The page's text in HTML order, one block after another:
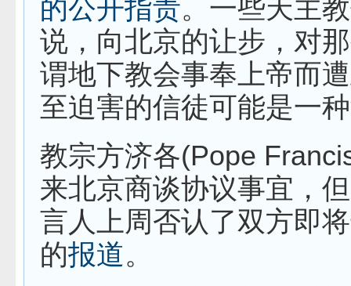
的公开指责。一些天主
说，向北京的让步，对
谓地下教会事奉上帝而
至迫害的信徒可能是一
教宗方济各(Pope
来北京商谈协议事宜，
言人上周否认了双方即
的报道。